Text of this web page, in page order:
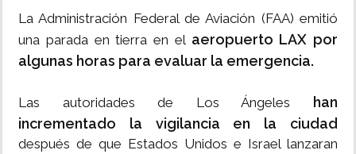
La Administración Federal de Aviación (FAA) emitió
una parada en tierra en el aeropuerto LAX por
algunas horas para evaluar la emergencia.
Las autoridades de Los Ángeles
han
incrementado la vigilancia en la ciudad
después de que Estados Unidos e Israel lanzaran